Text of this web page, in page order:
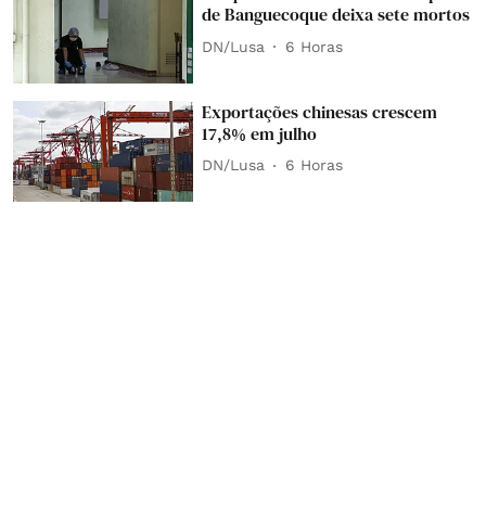
de Banguecoque deixa sete mortos
DN/Lusa 6 Horas
Exportações chinesas crescem
17,8% em julho
DN/Lusa 6 Horas